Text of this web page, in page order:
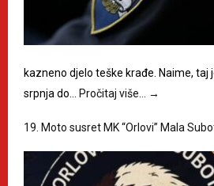
kazneno djelo teške krađe. Naime, taj
srpnja do…
Pročitaj više… →
19. Moto susret MK “Orlovi” Mala